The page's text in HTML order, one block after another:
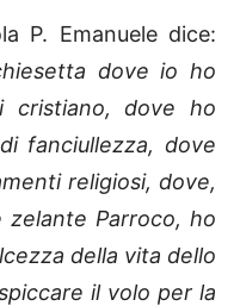
P. Emanuele dice:
dove io ho
cristiano, dove ho
fanciullezza, dove
religiosi, dove,
Parroco, ho
della vita dello
il volo per la